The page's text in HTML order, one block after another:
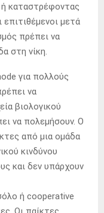
καταστρέφοντας
μετά
πρέπει να
στη νίκη.
για πολλούς
να
βιολογικού
να πολεμήσουν. Ο
από μια ομάδα
κινδύνου
και δεν υπάρχουν
ή cooperative